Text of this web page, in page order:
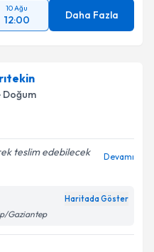
Gönder
10 Ağu
12:00 Daha Fazla
Doğum
teslim edebilecek
Devamı
Haritada Göster
Gaziantep